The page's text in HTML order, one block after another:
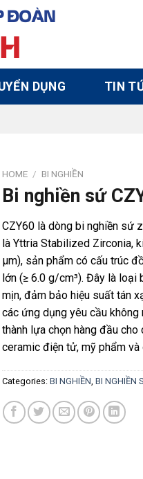
ĐOÀN
DỤNG TIN
HOME / BI NGHIỀN
Bi nghiền sứ
CZY60 là dòng bi nghiền sứ
là Yttria Stabilized Zirconia,
µm), sản phẩm có cấu trúc
lớn (≥ 6.0 g/cm³). Đây là loại
mịn, đảm bảo hiệu suất tán
các ứng dụng yêu cầu
thành lựa chọn hàng đầu
ceramic điện tử, mỹ phẩm và
Categories: BI NGHIỀN, BI NGHIỀN